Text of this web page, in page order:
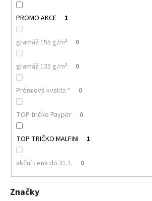
PROMO AKCE 1
gramáž 155 g/m² 0
gramáž 135 g/m² 0
Prémiová kvalita * 0
TOP tričko Payper 0
TOP TRIČKO MALFINI 1
akční cena do 31.1. 0
Značky